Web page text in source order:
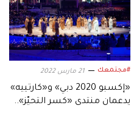
#مجتمعك 21 مارس 2022
«إكسبو 2020 دبي» و«كارتييه»
يدعمان منتدى «كسر التحيّز»..